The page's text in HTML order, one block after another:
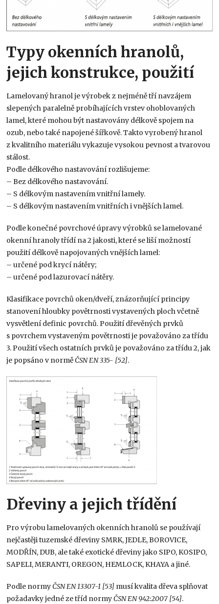
Typy okenních hranolů,
jejich konstrukce, použití
Lamelovaný hranol je výrobek z nejméně tří navzájem
slepených paralelně probíhajících vrstev ohoblovaných
lamel, které mohou být nastavovány délkově spojem na
ozub, nebo také napojené šířkově. Takto vyrobený hranol
z kvalitního materiálu vykazuje vysokou pevnost a tvarovou
stálost.
Podle délkového nastavování rozlišujeme:
– Bez délkového nastavování.
– S délkovým nastavením vnitřní lamely.
– S délkovým nastavením vnitřních i vnějších lamel.
Podle konečné povrchové úpravy výrobků se lamelované
okenní hranoly třídí na 2 jakosti, které se liší možností
použití délkově napojovaných vnějších lamel:
– určené pod krycí nátěry;
– určené pod lazurovací nátěry.
Klasifikace povrchů oken/dveří, znázorňující principy
stanovení hloubky povětrnosti vystavených ploch včetně
vysvětlení definic povrchů. Použití dřevěných prvků
s povrchem vystaveným povětrnosti je považováno za třídu
3. Použití všech ostatních prvků je považováno za třídu 2, jak
je popsáno v norměČSN EN 335- [52].
Dřeviny a jejich třídění
Pro výrobu lamelovaných okenních hranolů se používají
nejčastěji tuzemské dřeviny SMRK, JEDLE, BOROVICE,
MODŘÍN, DUB, ale také exotické dřeviny jako SIPO, KOSIPO,
SAPELI, MERANTI, OREGON, HEMLOCK, KHAYA a jiné.
Podle normyČSN EN 13307-1 [53] musí kvalita dřeva splňovat
požadavky jedné ze tříd normyČSN EN 942:2007 [54].